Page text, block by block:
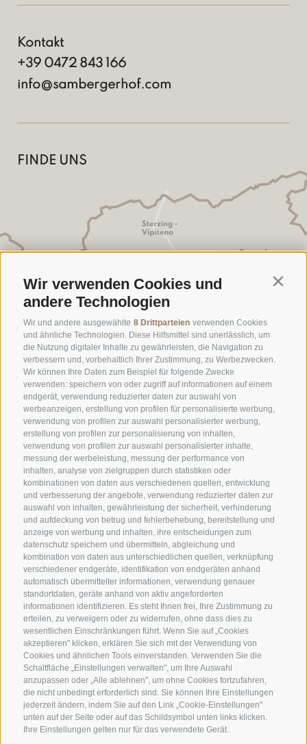
Wir verwenden Cookies und
andere Technologien
Wir und andere ausgewählte 8 Drittparteien verwenden Cookies
und ähnliche Technologien. Diese Hilfsmittel sind unerlässlich, um
die Nutzung digitaler Inhalte zu gewährleisten, die Navigation zu
verbessern und, vorbehaltlich Ihrer Zustimmung, zu Werbezwecken.
Wir können Ihre Daten zum Beispiel für folgende Zwecke
verwenden: speichern von oder zugriff auf informationen auf einem
endgerät, verwendung reduzierter daten zur auswahl von
werbeanzeigen, erstellung von profilen für personalisierte werbung,
verwendung von profilen zur auswahl personalisierter werbung,
erstellung von profilen zur personalisierung von inhalten,
verwendung von profilen zur auswahl personalisierter inhalte,
messung der werbeleistung, messung der performance von
inhalten, analyse von zielgruppen durch statistiken oder
kombinationen von daten aus verschiedenen quellen, entwicklung
und verbesserung der angebote, verwendung reduzierter daten zur
auswahl von inhalten, gewährleistung der sicherheit, verhinderung
und aufdeckung von betrug und fehlerbehebung, bereitstellung und
anzeige von werbung und inhalten, ihre entscheidungen zum
datenschutz speichern und übermitteln, abgleichung und
kombination von daten aus unterschiedlichen quellen, verknüpfung
verschiedener endgeräte, identifikation von endgeräten anhand
automatisch übermittelter informationen, verwendung genauer
standortdaten, geräte anhand von aktiv angeforderten
informationen identifizieren. Es steht Ihnen frei, Ihre Zustimmung zu
erteilen, zu verweigern oder zu widerrufen, ohne dass dies zu
wesentlichen Einschränkungen führt. Wenn Sie auf „Cookies
akzeptieren" klicken, erklären Sie sich mit der Verwendung von
Cookies und ähnlichen Tools einverstanden. Verwenden Sie die
Schaltfläche „Einstellungen verwalten", um Ihre Auswahl
anzupassen oder „Alle ablehnen", um ohne Cookies fortzufahren,
die nicht unbedingt erforderlich sind. Sie können Ihre Einstellungen
jederzeit ändern, indem Sie auf den Link „Cookie-Einstellungen"
unten auf der Seite oder auf das Schildsymbol unten links klicken.
Ihre Einstellungen gelten nur für das verwendete Gerät.
Kontakt
+39 0472 843 166
info@sambergerhof.com
FINDE UNS
FOTOS & VIDEOS
WETTER
HAUSPROSPEKT
WEBCAMS
GUTSCHEIN
NEWSLETTER
ZIMMER & PREISE
IMPRESSUM |SITEMAP |
IT00235730215
COOKIE-RICHTLINIE |PRIVACY|